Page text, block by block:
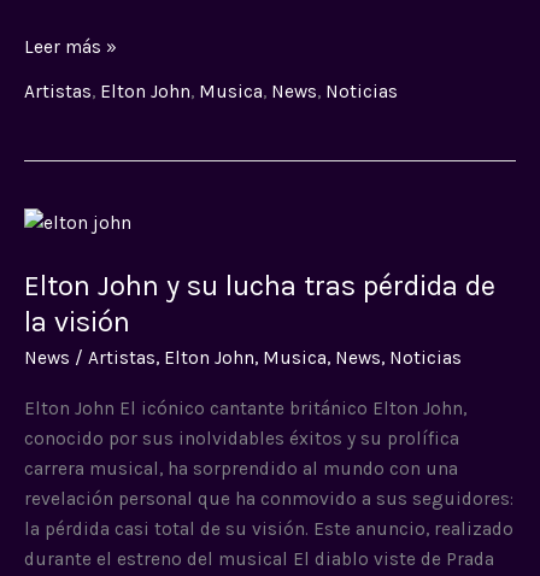
Leer más »
Artistas, Elton John, Musica, News, Noticias
Elton John y su lucha tras pérdida de
la visión
News / Artistas, Elton John, Musica, News, Noticias
Elton John El icónico cantante británico Elton John,
conocido por sus inolvidables éxitos y su prolífica
carrera musical, ha sorprendido al mundo con una
revelación personal que ha conmovido a sus seguidores:
la pérdida casi total de su visión. Este anuncio, realizado
durante el estreno del musical El diablo viste de Prada
Elton
y
su
pérdida
de
la
visión